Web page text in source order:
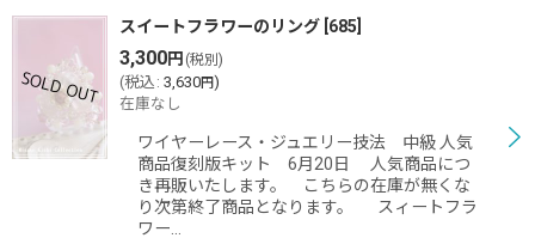
スイートフラワーのリング 685
3,300円 (税別)
(税込 : 3,630円)
在庫なし
ワイヤーレース・ジュエリー技法 中級 人気
商品復刻版キット 6月20日 人気商品につ
き再販いたします。 こちらの在庫が無くな
り次第終了商品となります。 スィートフラ
ワー…